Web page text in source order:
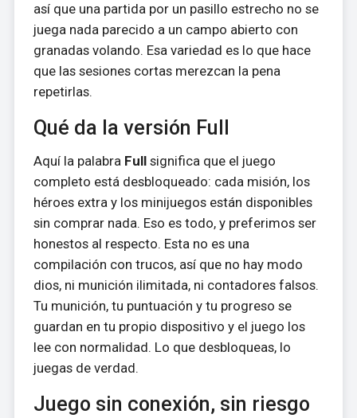
así que una partida por un pasillo estrecho no se
juega nada parecido a un campo abierto con
granadas volando. Esa variedad es lo que hace
que las sesiones cortas merezcan la pena
repetirlas.
Qué da la versión Full
Aquí la palabra Fullsignifica que el juego
completo está desbloqueado: cada misión, los
héroes extra y los minijuegos están disponibles
sin comprar nada. Eso es todo, y preferimos ser
honestos al respecto. Esta no es una
compilación con trucos, así que no hay modo
dios, ni munición ilimitada, ni contadores falsos.
Tu munición, tu puntuación y tu progreso se
guardan en tu propio dispositivo y el juego los
lee con normalidad. Lo que desbloqueas, lo
juegas de verdad.
Juego sin conexión, sin riesgo